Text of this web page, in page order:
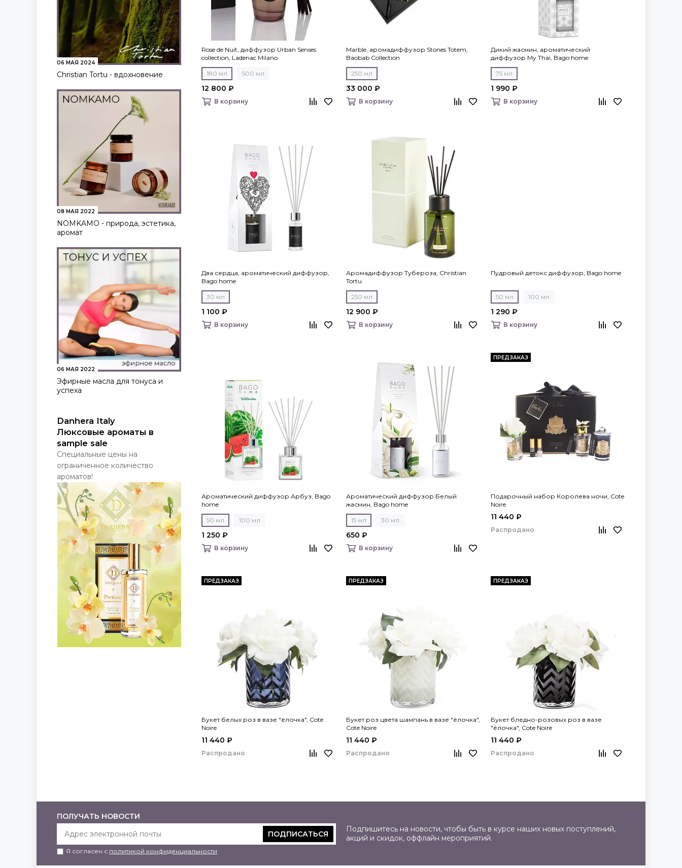
06 МАЯ 2024
Christian Tortu - вдохновение
08 МАЯ 2022
NOMKAMO - природа, эстетика,
аромат
06 МАЯ 2022
Эфирные масла для тонуса и
успеха
Danhera Italy
Люксовые ароматы в
sample sale
Специальные цены на
ограниченное количество
ароматов!
Rose de Nuit, диффузор Urban Senses
collection, Ladenac Milano
180 мл 500 мл
12 800 ₽
В корзину
Marble, аромадиффузор Stones Totem,
Baobab Collection
250 мл
33 000 ₽
В корзину
Дикий жасмин, ароматический
диффузор My Thai, Bago home
75 мл
1 990 ₽
В корзину
Два сердца, ароматический диффузор,
Bago home
30 мл
1 100 ₽
В корзину
Аромадиффузор Тубероза, Christian
Tortu
250 мл
12 900 ₽
В корзину
Пудровый детокс диффузор, Bago home
50 мл 100 мл
1 290 ₽
В корзину
Ароматический диффузор Арбуз, Bago
home
50 мл 100 мл
1 250 ₽
В корзину
Ароматический диффузор Белый
жасмин, Bago home
15 мл 30 мл
650 ₽
В корзину
ПРЕДЗАКАЗ
Подарочный набор Королева ночи, Cote
Noire
11 440 ₽
Распродано
ПРЕДЗАКАЗ
Букет белых роз в вазе "ёлочка", Cote
Noire
11 440 ₽
Распродано
ПРЕДЗАКАЗ
Букет роз цвета шампань в вазе "ёлочка",
Cote Noire
11 440 ₽
Распродано
ПРЕДЗАКАЗ
Букет бледно-розовых роз в вазе
"ёлочка", Cote Noire
11 440 ₽
Распродано
ПОЛУЧАТЬ НОВОСТИ
ПОДПИСАТЬСЯ
Я согласен с политикой конфиденциальности
Подпишитесь на новости, чтобы быть в курсе наших новых поступлений,
акций и скидок, оффлайн мероприятий.